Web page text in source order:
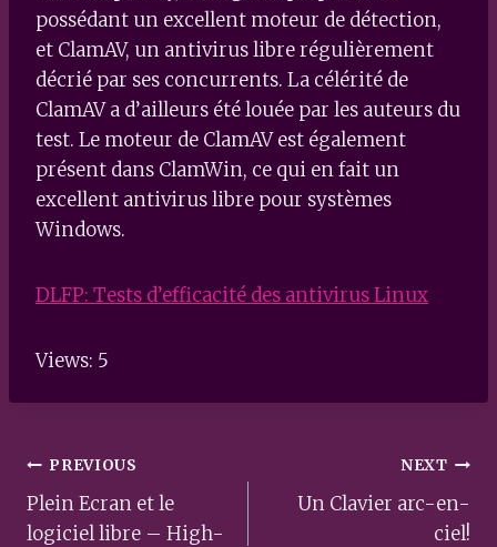
possédant un excellent moteur de détection,
et ClamAV, un antivirus libre régulièrement
décrié par ses concurrents. La célérité de
ClamAV a d’ailleurs été louée par les auteurs du
test. Le moteur de ClamAV est également
présent dans ClamWin, ce qui en fait un
excellent antivirus libre pour systèmes
Windows.
DLFP: Tests d’efficacité des antivirus Linux
Views: 5
Post
navigation
PREVIOUS
Plein Ecran et le
logiciel libre – High-
NEXT
Un Clavier arc-en-
ciel!